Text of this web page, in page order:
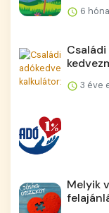
6
3 éve
Melyik